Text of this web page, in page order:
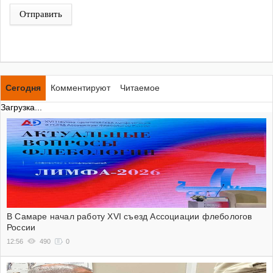
Отправить
Сегодня Комментируют
Читаемое
Загрузка...
В Самаре начал работу XVI съезд Ассоциации флебологов
России
12:56 490 0